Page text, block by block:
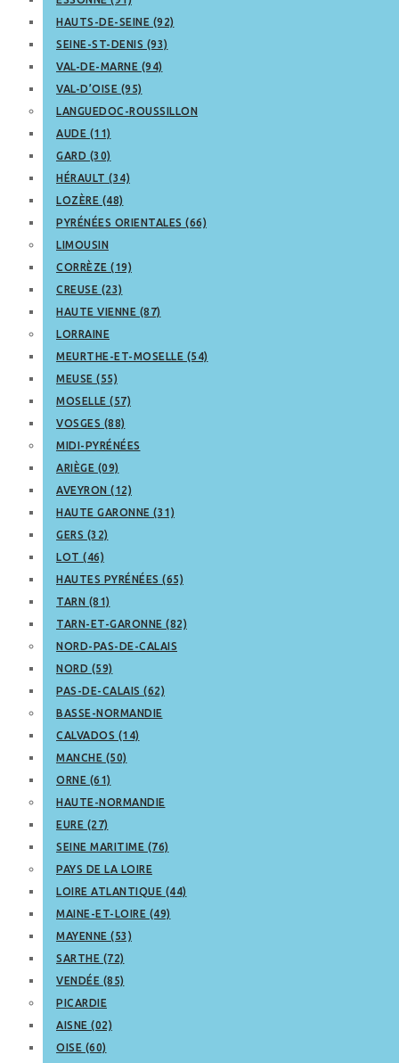
HAUTS-DE-SEINE (92)
SEINE-ST-DENIS (93)
VAL-DE-MARNE (94)
VAL-D’OISE (95)
LANGUEDOC-ROUSSILLON
AUDE (11)
GARD (30)
HÉRAULT (34)
LOZÈRE (48)
PYRÉNÉES ORIENTALES (66)
LIMOUSIN
CORRÈZE (19)
CREUSE (23)
HAUTE VIENNE (87)
LORRAINE
MEURTHE-ET-MOSELLE (54)
MEUSE (55)
MOSELLE (57)
VOSGES (88)
MIDI-PYRÉNÉES
ARIÈGE (09)
AVEYRON (12)
HAUTE GARONNE (31)
GERS (32)
LOT (46)
HAUTES PYRÉNÉES (65)
TARN (81)
TARN-ET-GARONNE (82)
NORD-PAS-DE-CALAIS
NORD (59)
PAS-DE-CALAIS (62)
BASSE-NORMANDIE
CALVADOS (14)
MANCHE (50)
ORNE (61)
HAUTE-NORMANDIE
EURE (27)
SEINE MARITIME (76)
PAYS DE LA LOIRE
LOIRE ATLANTIQUE (44)
MAINE-ET-LOIRE (49)
MAYENNE (53)
SARTHE (72)
VENDÉE (85)
PICARDIE
AISNE (02)
OISE (60)